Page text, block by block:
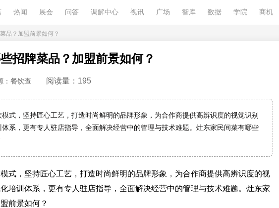
热闻 展会 问答 调解中心 视讯 广场 智库 数据 学院 商机
品？加盟前景如何？
招牌菜品？加盟前景如何？
：餐饮查
阅读量：195
式，坚持匠心工艺，打造时尚鲜明的品牌形象，为合作商提供高辨识度的视觉识别
系，更有专人驻店指导，全面解决经营中的管理与技术难题。灶东家民间菜有哪些
式，坚持匠心工艺，打造时尚鲜明的品牌形象，为合作商提供高辨识度的视
培训体系，更有专人驻店指导，全面解决经营中的管理与技术难题。灶东家
前景如何？